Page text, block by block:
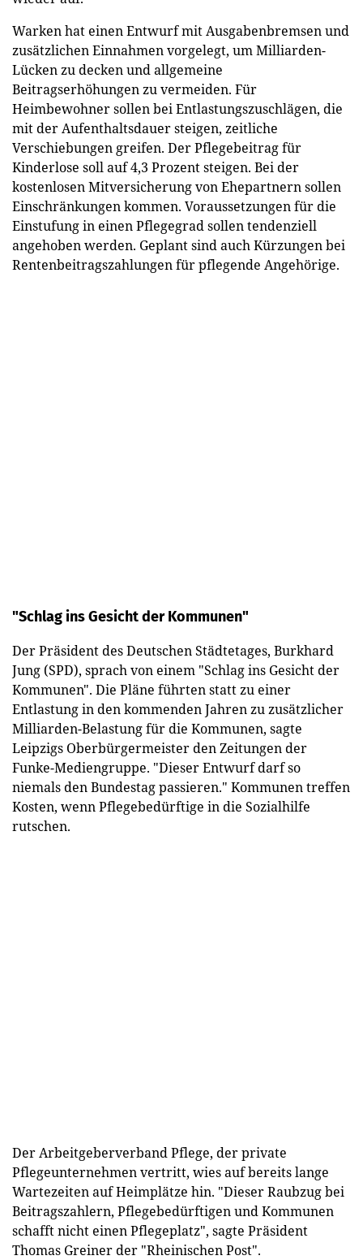
Warken hat einen Entwurf mit Ausgabenbremsen und
zusätzlichen Einnahmen vorgelegt, um Milliarden-
Lücken zu decken und allgemeine
Beitragserhöhungen zu vermeiden. Für
Heimbewohner sollen bei Entlastungszuschlägen, die
mit der Aufenthaltsdauer steigen, zeitliche
Verschiebungen greifen. Der Pflegebeitrag für
Kinderlose soll auf 4,3 Prozent steigen. Bei der
kostenlosen Mitversicherung von Ehepartnern sollen
Einschränkungen kommen. Voraussetzungen für die
Einstufung in einen Pflegegrad sollen tendenziell
angehoben werden. Geplant sind auch Kürzungen bei
Rentenbeitragszahlungen für pflegende Angehörige.
"Schlag ins Gesicht der Kommunen"
Der Präsident des Deutschen Städtetages, Burkhard
Jung (SPD), sprach von einem "Schlag ins Gesicht der
Kommunen". Die Pläne führten statt zu einer
Entlastung in den kommenden Jahren zu zusätzlicher
Milliarden-Belastung für die Kommunen, sagte
Leipzigs Oberbürgermeister den Zeitungen der
Funke-Mediengruppe. "Dieser Entwurf darf so
niemals den Bundestag passieren." Kommunen treffen
Kosten, wenn Pflegebedürftige in die Sozialhilfe
rutschen.
Der Arbeitgeberverband Pflege, der private
Pflegeunternehmen vertritt, wies auf bereits lange
Wartezeiten auf Heimplätze hin. "Dieser Raubzug bei
Beitragszahlern, Pflegebedürftigen und Kommunen
schafft nicht einen Pflegeplatz", sagte Präsident
Thomas Greiner der "Rheinischen Post".